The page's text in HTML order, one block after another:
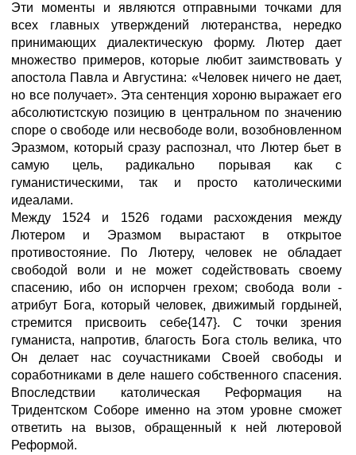
Эти моменты и являются отправными точками для
всех главных утверждений лютеранства, нередко
принимающих диалектическую форму. Лютер дает
множество примеров, которые любит заимствовать у
апостола Павла и Августина: «Человек ничего не дает,
но все получает». Эта сентенция хороню выражает его
абсолютистскую позицию в центральном по значению
споре о свободе или несвободе воли, возобновленном
Эразмом, который сразу распознал, что Лютер бьет в
самую цель, радикально порывая как с
гуманистическими, так и просто католическими
идеалами.
Между 1524 и 1526 годами расхождения между
Лютером и Эразмом вырастают в открытое
противостояние. По Лютеру, человек не обладает
свободой воли и не может содействовать своему
спасению, ибо он испорчен грехом; свобода воли -
атрибут Бога, который человек, движимый гордыней,
стремится присвоить себе{147}. С точки зрения
гуманиста, напротив, благость Бога столь велика, что
Он делает нас соучастниками Своей свободы и
соработниками в деле нашего собственного спасения.
Впоследствии католическая Реформация на
Тридентском Соборе именно на этом уровне сможет
ответить на вызов, обращенный к ней лютеровой
Реформой.